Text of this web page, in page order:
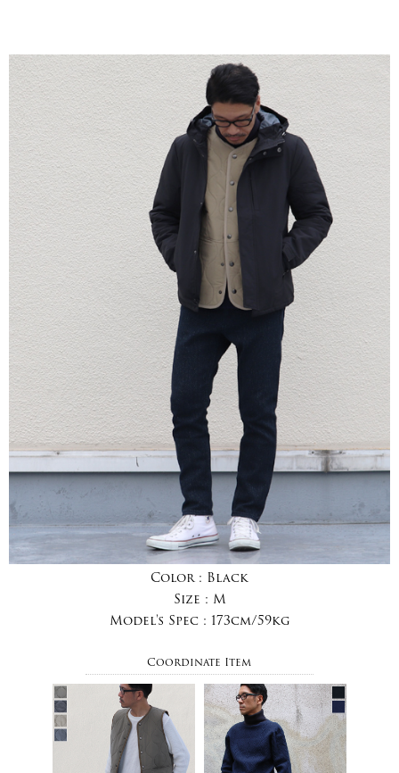
Color : Black
Size : M
Model's Spec : 173cm/59kg
Coordinate Item